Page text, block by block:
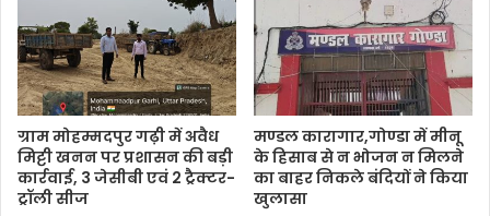
ग्राम मोहम्मदपुर गढ़ी में अवैध
मिट्टी खनन पर प्रशासन की बड़ी
कार्रवाई, 3 जेसीबी एवं 2 ट्रैक्टर-
ट्रॉली सीज
मण्डल कारागार,गोण्डा में मीनू
के हिसाब से न भोजन न मिलने
का बाहर निकले बंदियों ने किया
खुलासा